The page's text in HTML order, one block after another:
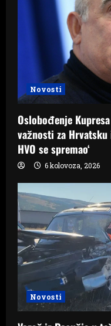
Novosti
Oslobođenje
važnosti za Hrvatsku
HVO se spremao‘
6 kolovoza, 2026
Novosti